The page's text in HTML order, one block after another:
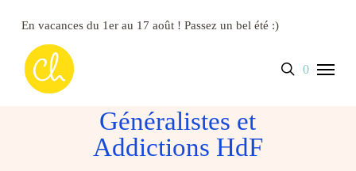
content
En vacances du 1er au 17 août ! Passez un bel été :)
search
account
0
Menu
Panier Close
Cart
Généralistes et
Addictions HdF